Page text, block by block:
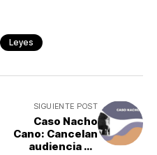
Leyes
SIGUIENTE POST
Caso Nacho
Cano: Cancelan
audiencia de